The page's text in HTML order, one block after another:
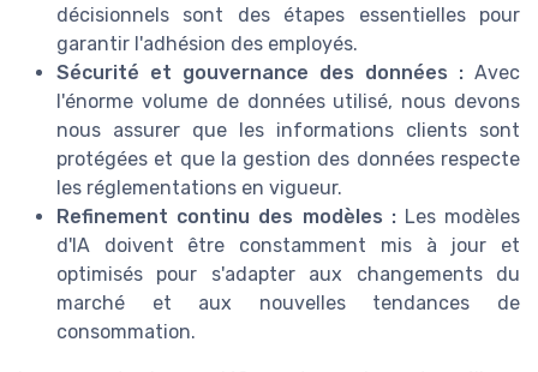
décisionnels sont des étapes essentielles pour
garantir l'adhésion des employés.
Sécurité et gouvernance des données : Avec
l'énorme volume de données utilisé, nous devons
nous assurer que les informations clients sont
protégées et que la gestion des données respecte
les réglementations en vigueur.
Refinement continu des modèles :Les modèles
d'IA doivent être constamment mis à jour et
optimisés pour s'adapter aux changements du
marché et aux nouvelles tendances de
consommation.